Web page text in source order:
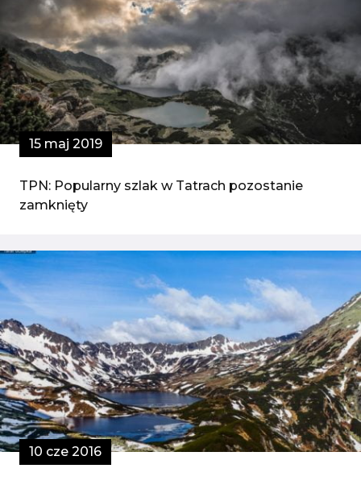
15 maj 2019
TPN: Popularny szlak w Tatrach pozostanie
zamknięty
10 cze 2016